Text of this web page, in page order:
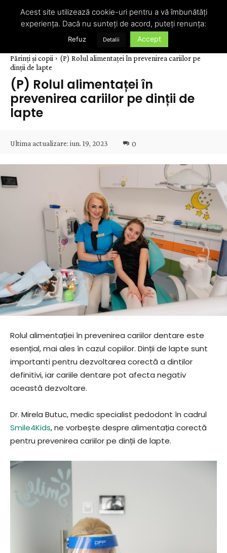
Părinți și copii
(P) Rolul alimentaței în prevenirea cariilor pe
dinții de lapte
(P) Rolul alimentaței în
prevenirea cariilor pe dinții de
lapte
Ultima actualizare: iun. 19, 2023 0
Rolul alimentației în prevenirea cariilor dentare este
esențial, mai ales în cazul copiilor. Dinții de lapte sunt
importanti pentru dezvoltarea corectă a dintilor
definitivi, iar cariile dentare pot afecta negativ
această dezvoltare.
Dr. Mirela Butuc, medic specialist pedodont în cadrul
Smile4Kids, ne vorbește despre alimentația corectă
pentru prevenirea cariilor pe dinții de lapte.
Acest site utilizează cookie-uri pentru a vă îmbunătăți
experiența. Dacă nu sunteți de acord, puteți renunța:
Refuz Detalii Accept